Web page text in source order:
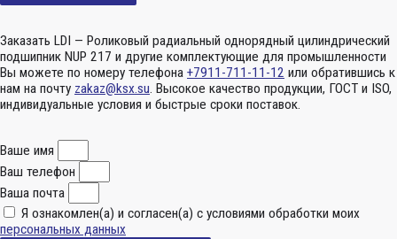
Заказать LDI — Роликовый радиальный однорядный цилиндрический
подшипник NUP 217 и другие комплектующие для промышленности
Вы можете по номеру телефона +7911-711-11-12 или обратившись к
нам на почту zakaz@ksx.su. Высокое качество продукции, ГОСТ и ISO,
индивидуальные условия и быстрые сроки поставок.
Ваше имя
Ваш телефон
Ваша почта
Я ознакомлен(а) и согласен(а) с условиями обработки моих
персональных данных